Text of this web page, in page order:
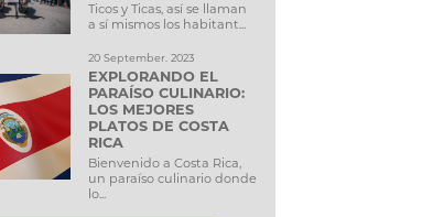
Ticos y Ticas, así se llaman
a sí mismos los habitant...
20 September. 2023
EXPLORANDO EL
PARAÍSO CULINARIO:
LOS MEJORES
PLATOS DE COSTA
RICA
Bienvenido a Costa Rica,
un paraíso culinario donde
lo...